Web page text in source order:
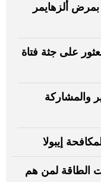
ألزهايمر
على جثة فتاة
والمشاركة
الطاقة لمن هم